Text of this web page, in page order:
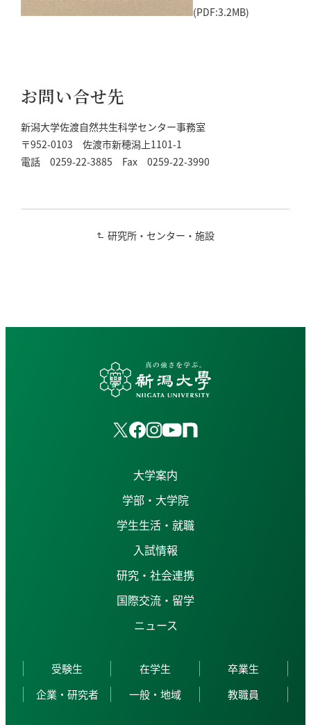
(PDF:3.2MB)
お問い合せ先
新潟大学佐渡自然共生科学センター事務室
〒952-0103 佐渡市新穂潟上1101-1
電話 0259-22-3885 Fax 0259-22-3990
研究所・センター・施設
大学案内
学部・大学院
学生生活・就職
入試情報
研究・社会連携
国際交流・留学
ニュース
受験生 在学生
卒業生
企業・研究者
一般・地域 教職員